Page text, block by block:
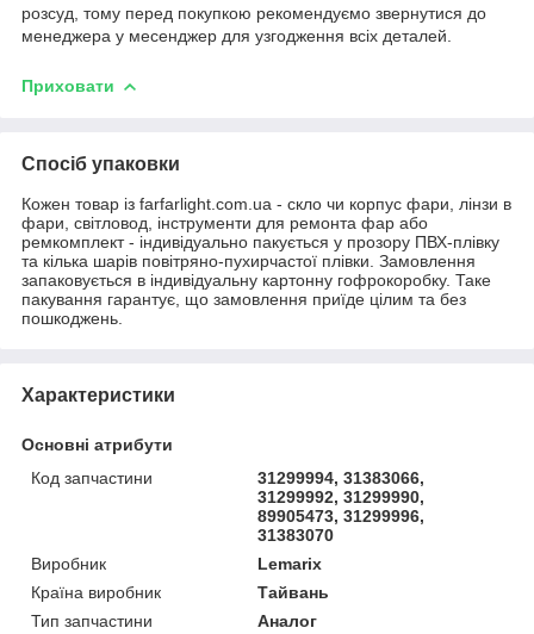
розсуд, тому перед покупкою рекомендуємо звернутися до
менеджера у месенджер для узгодження всіх деталей.
Приховати
Спосіб упаковки
Кожен товар із farfarlight.com.ua - скло чи корпус фари, лінзи в
фари, світловод, інструменти для ремонта фар або
ремкомплект - індивідуально пакується у прозору ПВХ-плівку
та кілька шарів повітряно-пухирчастої плівки. Замовлення
запаковується в індивідуальну картонну гофрокоробку. Таке
пакування гарантує, що замовлення приїде цілим та без
пошкоджень.
Характеристики
Основні атрибути
Код запчастини
31299994, 31383066,
31299992, 31299990,
89905473, 31299996,
31383070
Виробник
Lemarix
Країна виробник
Тайвань
Тип запчастини
Аналог